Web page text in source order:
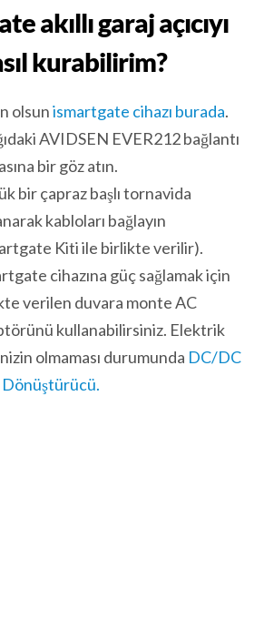
akıllı garaj açıcıyı
kurabilirim?
olsunismartgate cihazı burada.
AVIDSEN EVER212 bağlantı
bir göz atın.
bir çapraz başlı tornavida
kabloları bağlayın
Kiti ile birlikte verilir).
cihazına güç sağlamak için
verilen duvara monte AC
kullanabilirsiniz. Elektrik
olmaması durumunda DC/DC
Dönüştürücü.